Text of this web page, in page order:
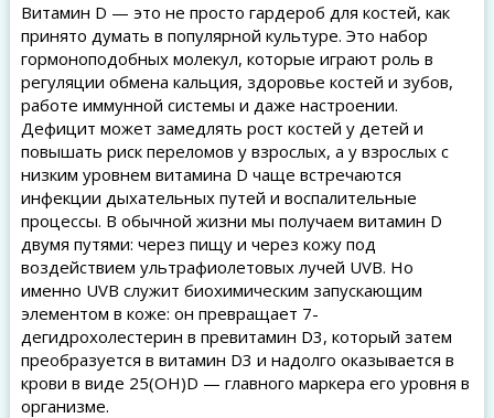
Витамин D — это не просто гардероб для костей, как
принято думать в популярной культуре. Это набор
гормоноподобных молекул, которые играют роль в
регуляции обмена кальция, здоровье костей и зубов,
работе иммунной системы и даже настроении.
Дефицит может замедлять рост костей у детей и
повышать риск переломов у взрослых, а у взрослых с
низким уровнем витамина D чаще встречаются
инфекции дыхательных путей и воспалительные
процессы. В обычной жизни мы получаем витамин D
двумя путями: через пищу и через кожу под
воздействием ультрафиолетовых лучей UVB. Но
именно UVB служит биохимическим запускающим
элементом в коже: он превращает 7-
дегидрохолестерин в превитамин D3, который затем
преобразуется в витамин D3 и надолго оказывается в
крови в виде 25(OH)D — главного маркера его уровня в
организме.